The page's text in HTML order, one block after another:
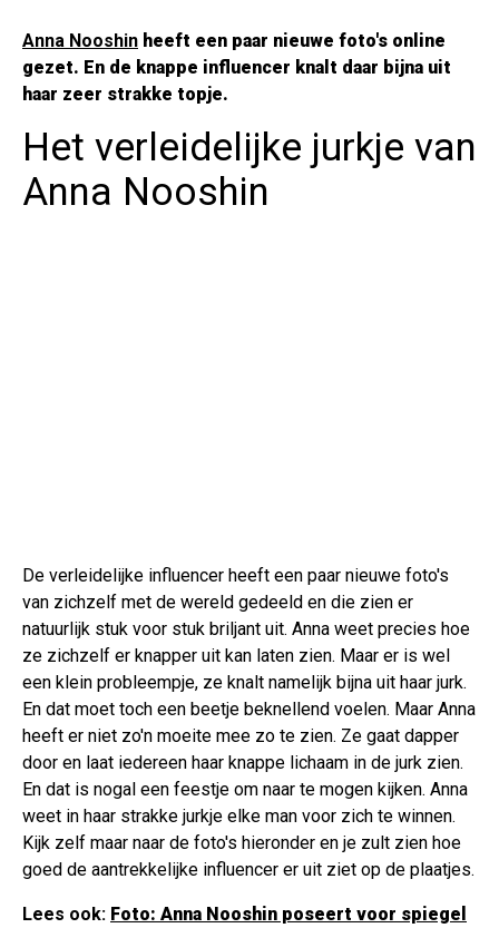
Anna Nooshin heeft een paar nieuwe foto's online
gezet. En de knappe influencer knalt daar bijna uit
haar zeer strakke topje.
Het verleidelijke jurkje van
Anna Nooshin
De verleidelijke influencer heeft een paar nieuwe foto's
van zichzelf met de wereld gedeeld en die zien er
natuurlijk stuk voor stuk briljant uit. Anna weet precies hoe
ze zichzelf er knapper uit kan laten zien. Maar er is wel
een klein probleempje, ze knalt namelijk bijna uit haar jurk.
En dat moet toch een beetje beknellend voelen. Maar Anna
heeft er niet zo'n moeite mee zo te zien. Ze gaat dapper
door en laat iedereen haar knappe lichaam in de jurk zien.
En dat is nogal een feestje om naar te mogen kijken. Anna
weet in haar strakke jurkje elke man voor zich te winnen.
Kijk zelf maar naar de foto's hieronder en je zult zien hoe
goed de aantrekkelijke influencer er uit ziet op de plaatjes.
Lees ook: Foto: Anna Nooshin poseert voor spiegel